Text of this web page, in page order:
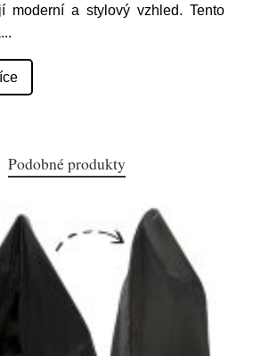
moderní a stylový vzhled. Tento
...
Podobné produkty